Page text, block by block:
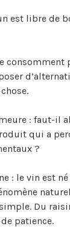
est libre de
consomment
: faut-il
qui a
?
: le vin est
naturel
Du
patience.